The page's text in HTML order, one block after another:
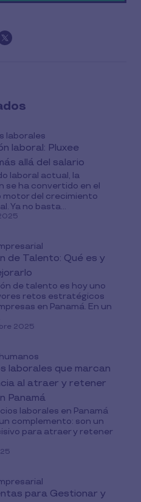
laborales
laboral: Pluxee
allá del salario
laboral actual, la
se ha convertido en el
motor del crecimiento
Ya no basta...
de Talento: Qué es y
de talento es hoy uno
retos estratégicos
en Panamá. En un
2025
laborales que marcan
al atraer y retener
Panamá
laborales en Panamá
complemento: son un
para atraer y retener
para Gestionar y